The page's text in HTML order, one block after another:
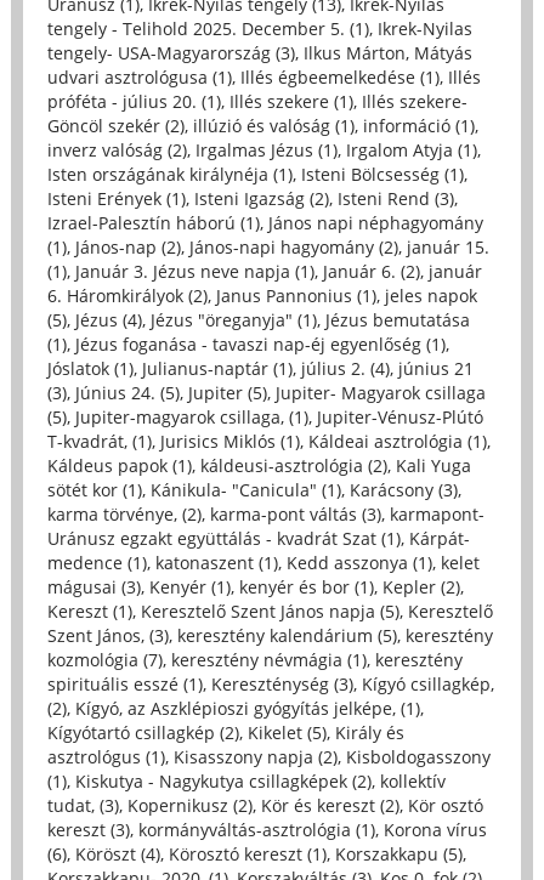
tengely - Telihold 2025. December 5. (1), Ikrek-Nyilas
tengely- USA-Magyarország (3), Ilkus Márton, Mátyás
udvari asztrológusa (1), Illés égbeemelkedése (1), Illés
próféta - július 20. (1), Illés szekere (1), Illés szekere-
Göncöl szekér (2), illúzió és valóság (1), információ (1),
inverz valóság (2), Irgalmas Jézus (1), Irgalom Atyja (1),
Isten országának királynéja (1), Isteni Bölcsesség (1),
Isteni Erények (1), Isteni Igazság (2), Isteni Rend (3),
Izrael-Palesztín háború (1), János napi néphagyomány
(1), János-nap (2), János-napi hagyomány (2), január 15.
(1), Január 3. Jézus neve napja (1), Január 6. (2), január
6. Háromkirályok (2), Janus Pannonius (1), jeles napok
(5), Jézus (4), Jézus "öreganyja" (1), Jézus bemutatása
(1), Jézus foganása - tavaszi nap-éj egyenlőség (1),
Jóslatok (1), Julianus-naptár (1), július 2. (4), június 21
(3), Június 24. (5), Jupiter (5), Jupiter- Magyarok csillaga
(5), Jupiter-magyarok csillaga, (1), Jupiter-Vénusz-Plútó
T-kvadrát, (1), Jurisics Miklós (1), Káldeai asztrológia (1),
Káldeus papok (1), káldeusi-asztrológia (2), Kali Yuga
sötét kor (1), Kánikula- "Canicula" (1), Karácsony (3),
karma törvénye, (2), karma-pont váltás (3), karmapont-
Uránusz egzakt együttálás - kvadrát Szat (1), Kárpát-
medence (1), katonaszent (1), Kedd asszonya (1), kelet
mágusai (3), Kenyér (1), kenyér és bor (1), Kepler (2),
Kereszt (1), Keresztelő Szent János napja (5), Keresztelő
Szent János, (3), keresztény kalendárium (5), keresztény
kozmológia (7), keresztény névmágia (1), keresztény
spirituális esszé (1), Kereszténység (3), Kígyó csillagkép,
(2), Kígyó, az Aszklépioszi gyógyítás jelképe, (1),
Kígyótartó csillagkép (2), Kikelet (5), Király és
asztrológus (1), Kisasszony napja (2), Kisboldogasszony
(1), Kiskutya - Nagykutya csillagképek (2), kollektív
tudat, (3), Kopernikusz (2), Kör és kereszt (2), Kör osztó
kereszt (3), kormányváltás-asztrológia (1), Korona vírus
(6), Köröszt (4), Körosztó kereszt (1), Korszakkapu (5),